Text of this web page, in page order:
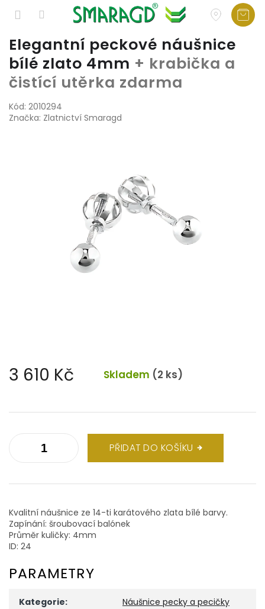
Přejít
obsah
Elegantní peckové náušnice
bílé zlato 4mm + krabička a
čistící utěrka zdarma
Kód: 2010294
Značka: Zlatnictví Smaragd
3 610 Kč Skladem (2 ks)
PŘIDAT DO KOŠÍKU
Kvalitní náušnice ze 14-ti karátového zlata bílé barvy.
Zapínání: šroubovací balónek
Průměr kuličky: 4mm
ID: 24
PARAMETRY
Kategorie: Náušnice pecky a pecičky